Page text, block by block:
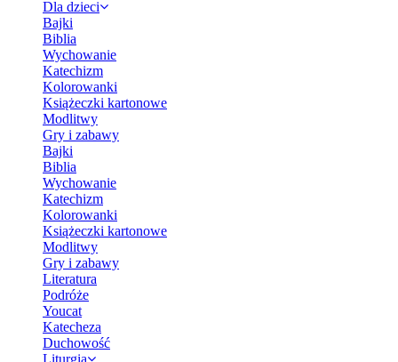
Dla dzieci
Bajki
Biblia
Wychowanie
Katechizm
Kolorowanki
Książeczki kartonowe
Modlitwy
Gry i zabawy
Bajki
Biblia
Wychowanie
Katechizm
Kolorowanki
Książeczki kartonowe
Modlitwy
Gry i zabawy
Literatura
Podróże
Youcat
Katecheza
Duchowość
Liturgia